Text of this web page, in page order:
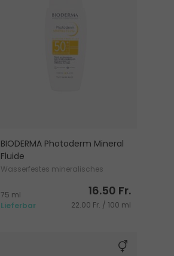
BIODERMA Photoderm Mineral
Fluide
Wasserfestes mineralisches
75 ml
Lieferbar
16.50 Fr.
22.00 Fr. / 100 ml